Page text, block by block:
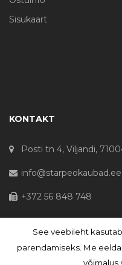
Sisukaart
KONTAKT
Posti tn 4, Viljandi,
info@starpeokaubad.ee
+372 56 848 748
© Haljaste OÜ
See veebileht
parendamiseks. Me
võimalus